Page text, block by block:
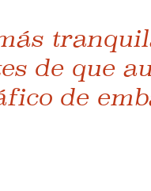
de que
de